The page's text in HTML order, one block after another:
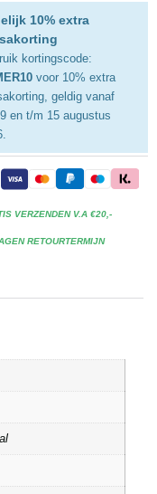
10% extra
kortingscode:
voor 10% extra
geldig vanaf
en t/m 15 augustus
VERZENDEN V.A €20,-
RETOURTERMIJN